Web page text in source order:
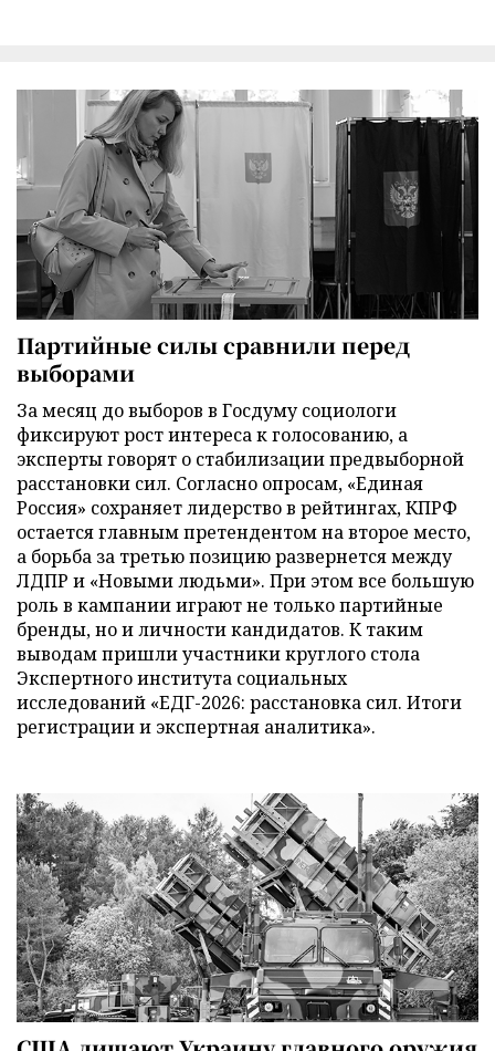
Партийные силы сравнили перед
выборами
За месяц до выборов в Госдуму социологи
фиксируют рост интереса к голосованию, а
эксперты говорят о стабилизации предвыборной
расстановки сил. Согласно опросам, «Единая
Россия» сохраняет лидерство в рейтингах, КПРФ
остается главным претендентом на второе место,
а борьба за третью позицию развернется между
ЛДПР и «Новыми людьми». При этом все большую
роль в кампании играют не только партийные
бренды, но и личности кандидатов. К таким
выводам пришли участники круглого стола
Экспертного института социальных
исследований «ЕДГ-2026: расстановка сил. Итоги
регистрации и экспертная аналитика».